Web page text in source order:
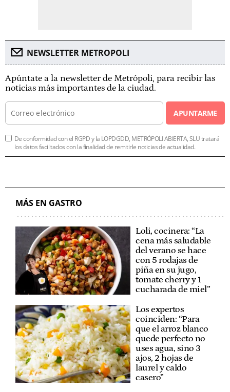
NEWSLETTER METROPOLI
Apúntate a la newsletter de Metrópoli, para recibir las
noticias más importantes de la ciudad.
APUNTARME
De conformidad con el RGPD y la LOPDGDD, METRÓPOLI ABIERTA, SLU tratará
los datos facilitados con la finalidad de remitirle noticias de actualidad.
MÁS EN GASTRO
Loli, cocinera: “La
cena más saludable
del verano se hace
con 5 rodajas de
piña en su jugo,
tomate cherry y 1
cucharada de miel”
Los expertos
coinciden: “Para
que el arroz blanco
quede perfecto no
uses agua, sino 3
ajos, 2 hojas de
laurel y caldo
casero”